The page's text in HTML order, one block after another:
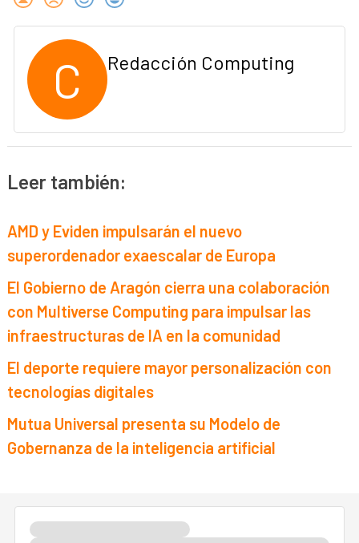
C Redacción Computing
Leer también:
AMD y Eviden impulsarán el nuevo
superordenador exaescalar de Europa
El Gobierno de Aragón cierra una colaboración
con Multiverse Computing para impulsar las
infraestructuras de IA en la comunidad
El deporte requiere mayor personalización con
tecnologías digitales
Mutua Universal presenta su Modelo de
Gobernanza de la inteligencia artificial